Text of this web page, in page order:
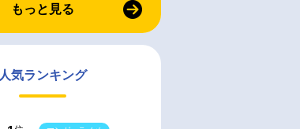
もっと見る
人気ランキング